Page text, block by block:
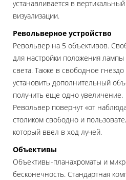
устанавливается в
визуализации.
Револьверное устройство
Револьвер на 5 объективов.
для настройки положения лампы
света. Также в свободное
установить дополнительный
получить еще одно увеличение.
Револьвер повернут «от
столиком свободно и
который ввел в ход лучей.
Объективы
Объективы-планахроматы и
бесконечность. Стандартная